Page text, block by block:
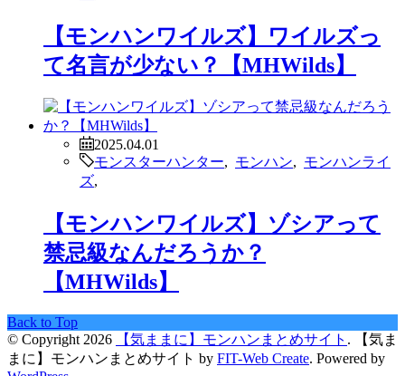
【モンハンワイルズ】ワイルズっ
て名言が少ない？【MHWilds】
2025.04.01
モンスターハンター
モンハン
モンハンライ
ズ
【モンハンワイルズ】ゾシアって
禁忌級なんだろうか？
【MHWilds】
Back to Top
© Copyright 2026
【気ままに】モンハンまとめサイト .
【気ま
まに】モンハンまとめサイト by FIT-Web Create. Powered by